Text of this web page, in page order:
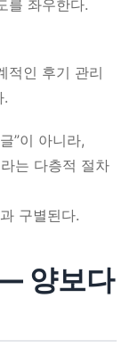
를 좌우한다.
적인 후기 관리
.
”이 아니라,
는 다층적 절차
구별된다.
양보다